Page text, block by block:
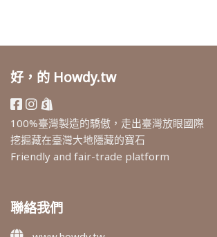
好，的 Howdy.tw
100%臺灣製造的驕傲，走出臺灣放眼國際
挖掘藏在臺灣大地隱藏的寶石
Friendly and fair-trade platform
聯絡我們